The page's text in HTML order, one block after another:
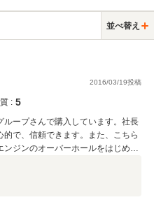
並べ替え
2016/03/19投稿
: 5
ープさんで購入しています。社長
で、信頼できます。また、こちら
ジンのオーバーホールをはじめ、
確実です。また車・バイクいじり
RのCVTのオイル交換を依頼する
バイスしていただき不必要な整備は